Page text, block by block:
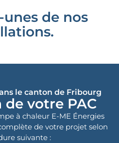
de nos
le canton de Fribourg
votre PAC
à chaleur E-ME Énergies
de votre projet selon
suivante :